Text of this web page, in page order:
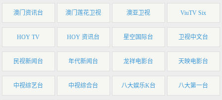
澳门资讯台 澳门莲花卫视 澳亚卫视 ViuTV Six
HOY TV HOY 资讯台 星空国际台 卫视中文台
民视新闻台 年代新闻台 龙祥电影台 天映电影台
中视综艺台 中视综合台 八大娱乐K台 八大第一台